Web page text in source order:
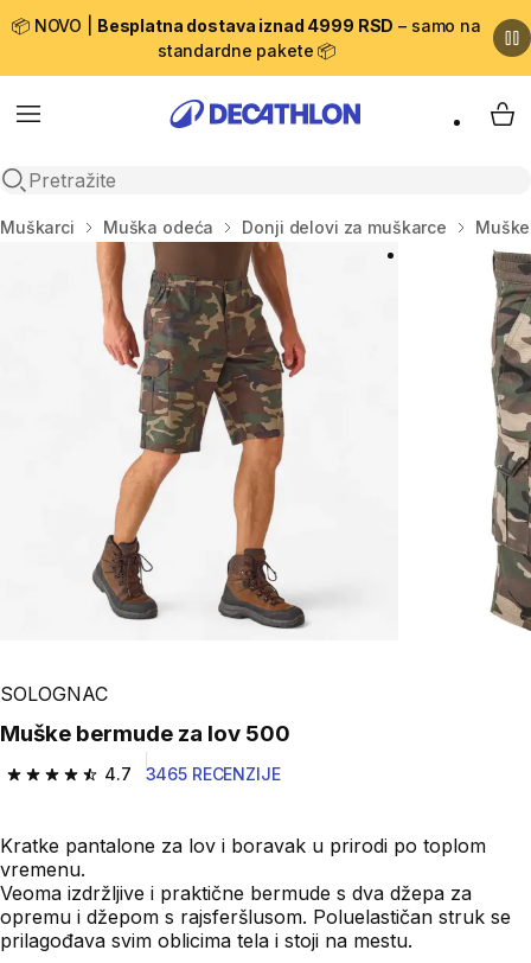
📦 NOVO | Besplatna dostava iznad 4999 RSD – samo na
standardne pakete 📦
Menu
Open search
My
Početna stranica
Muškarci Muška odeća Donji delovi za muškarce
SOLOGNAC
Muške bermude za lov 500
4.7
4.7 od 5 zvezdica from 3465 Recenzije
3465 RECENZIJE
Kratke pantalone za lov i boravak u prirodi po toplom
vremenu.
Veoma izdržljive i praktične bermude s dva džepa za
opremu i džepom s rajsferšlusom. Poluelastičan struk se
prilagođava svim oblicima tela i stoji na mestu.